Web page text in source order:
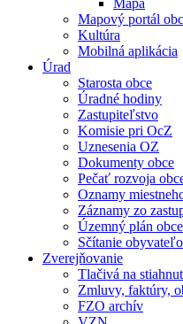
Mapa
Mapový portál
Kultúra
Mobilná aplikácia
Úrad
Starosta obce
Úradné hodiny
Zastupiteľstvo
Komisie pri OcZ
Uznesenia OZ
Dokumenty obce
Pečať rozvoja
Oznamy
Záznamy zo
Územný plán obce
Sčítanie
Zverejňovanie
Tlačivá na
Zmluvy, faktúry,
FZO archív